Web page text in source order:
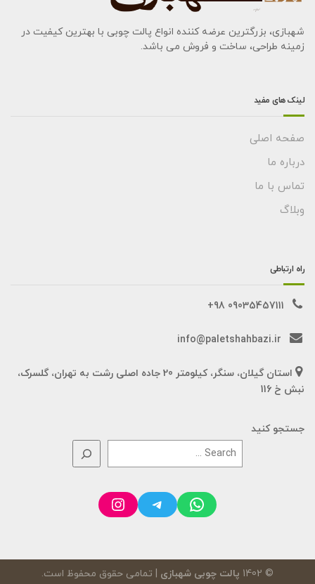
شهبازی، بزرگترین عرضه کننده انواع پالت چوبی با بهترین کیفیت در
زمینه طراحی، ساخت و فروش می باشد.
لینک های مفید
صفحه اصلی
درباره ما
تماس با ما
وبلاگ
راه ارتباطی
09035457111 98+
info@paletshahbazi.ir
استان گیلان، سنگر، کیلومتر 20 جاده اصلی رشت به تهران، گلسرک،
نبش خ 116
جستجو کنید
WhatsApp
Telegram
Instagram
© 1402 پالت چوبی شهبازی | تمامی حقوق محفوظ است.